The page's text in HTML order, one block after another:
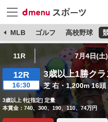
MLB ゴルフ 高校野球
11R 7月4日(土
12R
16:30
3歳以上1勝ク
芝 右・1,200m 16頭
3歳以上 牝[指定] 定量
本賞金：740、300、190、110、74万円